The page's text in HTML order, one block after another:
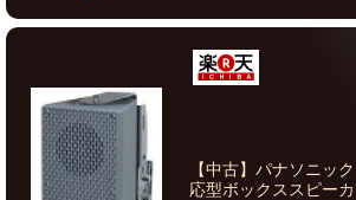
【中古】パナソニッ
応型ボックススピーカ